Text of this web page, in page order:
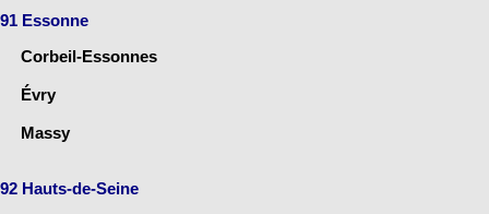
91 Essonne
Corbeil-Essonnes
Évry
Massy
92 Hauts-de-Seine